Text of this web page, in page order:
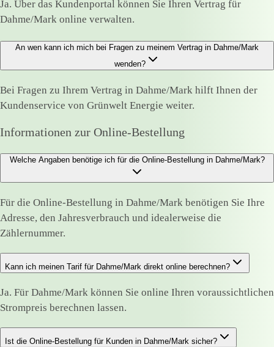
Ja. Über das Kundenportal können Sie Ihren Vertrag für
Dahme/Mark online verwalten.
An wen kann ich mich bei Fragen zu meinem Vertrag in Dahme/Mark
wenden?
Bei Fragen zu Ihrem Vertrag in Dahme/Mark hilft Ihnen der
Kundenservice von Grünwelt Energie weiter.
Informationen zur Online-Bestellung
Welche Angaben benötige ich für die Online-Bestellung in Dahme/Mark?
Für die Online-Bestellung in Dahme/Mark benötigen Sie Ihre
Adresse, den Jahresverbrauch und idealerweise die
Zählernummer.
Kann ich meinen Tarif für Dahme/Mark direkt online berechnen?
Ja. Für Dahme/Mark können Sie online Ihren voraussichtlichen
Strompreis berechnen lassen.
Ist die Online-Bestellung für Kunden in Dahme/Mark sicher?